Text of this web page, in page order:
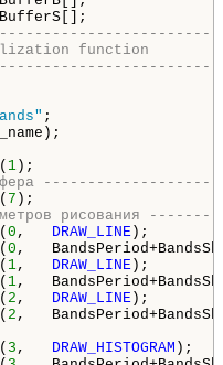
function
;
1
7
рисования
0 , DRAW_LINE );
0 ,
1, DRAW_LINE );
1,
2 , DRAW_LINE );
2 ,
3 , DRAW_HISTOGRAM );